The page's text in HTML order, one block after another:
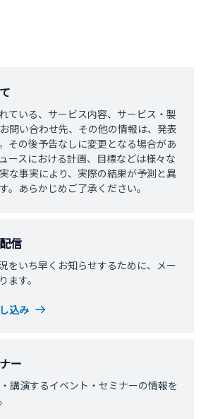
ている、サービス内容、サービス・製
問い合わせ先、その他の情報は、発表
その後予告なしに変更となる場合があ
ースにおける計画、目標などは様々な
な事実により、実際の結果が予測と異
。あらかじめご了承ください。
信
をいち早くお知らせするために、メー
ます。
込み
ー
講演するイベント・セミナーの情報を